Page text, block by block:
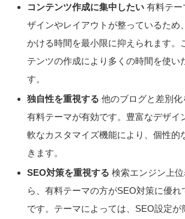
コンテンツ作成に集中したい 有料テー
ザインやレイアウトが整っているため
かける時間を最小限に抑えられます。
テンツの作成により多くの時間を使い
す。
独自性を重視する 他のブログと差別化
有料テーマが有効です。豊富なデザイ
軟なカスタマイズ機能により、個性的
きます。
SEO対策を重視する 検索エンジン上
ら、有料テーマの方がSEO対策に優れ
です。テーマによっては、SEO設定が